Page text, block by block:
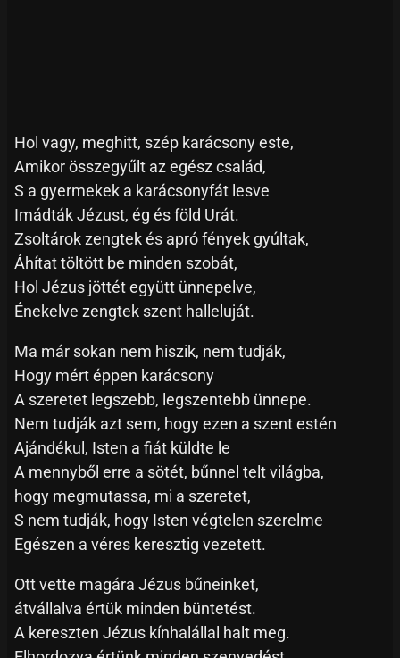
Hol vagy, meghitt, szép karácsony este,
Amikor összegyűlt az egész család,
S a gyermekek a karácsonyfát lesve
Imádták Jézust, ég és föld Urát.
Zsoltárok zengtek és apró fények gyúltak,
Áhítat töltött be minden szobát,
Hol Jézus jöttét együtt ünnepelve,
Énekelve zengtek szent halleluját.
Ma már sokan nem hiszik, nem tudják,
Hogy mért éppen karácsony
A szeretet legszebb, legszentebb ünnepe.
Nem tudják azt sem, hogy ezen a szent estén
Ajándékul, Isten a fiát küldte le
A mennyből erre a sötét, bűnnel telt világba,
hogy megmutassa, mi a szeretet,
S nem tudják, hogy Isten végtelen szerelme
Egészen a véres keresztig vezetett.
Ott vette magára Jézus bűneinket,
átvállalva értük minden büntetést.
A kereszten Jézus kínhalállal halt meg.